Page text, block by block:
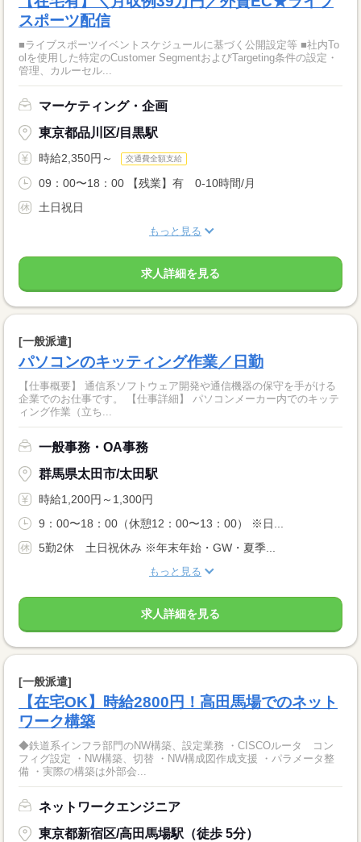
スポーツ配信
■ライブスポーツイベントスケジュールに基づく公開設定等 ■社内To
olを使用した特定のCustomer SegmentおよびTargeting条件の設定・
管理、カルーセル...
マーケティング・企画
東京都品川区/目黒駅
時給2,350円～ 交通費全額支給
09：00〜18：00 【残業】有 0-10時間/月
土日祝日
もっと見る
求人詳細を見る
[一般派遣]
パソコンのキッティング作業／日勤
【仕事概要】 通信系ソフトウェア開発や通信機器の保守を手がける
企業でのお仕事です。 【仕事詳細】 パソコンメーカー内でのキッテ
ィング作業（立ち...
一般事務・OA事務
群馬県太田市/太田駅
時給1,200円～1,300円
9：00〜18：00（休憩12：00〜13：00） ※日...
5勤2休 土日祝休み ※年末年始・GW・夏季...
もっと見る
求人詳細を見る
[一般派遣]
【在宅OK】時給2800円！高田馬場でのネット
ワーク構築
◆鉄道系インフラ部門のNW構築、設定業務 ・CISCOルータ コン
フィグ設定 ・NW構築、切替 ・NW構成図作成支援 ・パラメータ整
備 ・実際の構築は外部会...
ネットワークエンジニア
東京都新宿区/高田馬場駅（徒歩 5分）